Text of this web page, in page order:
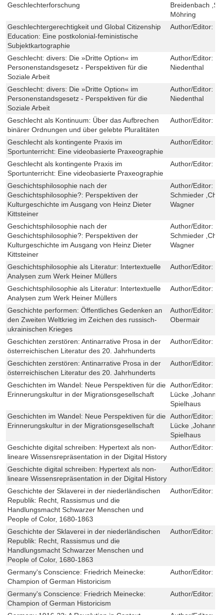
Geschlechterforschung
Breidenbach
Möhring
Geschlechtergerechtigkeit und Global Citizenship
Education: Eine postkolonial-feministische
Subjektkartographie
Author/Editor:
Geschlecht: divers: Die »Dritte Option« im
Personenstandsgesetz - Perspektiven für die
Soziale Arbeit
Author/Editor:
Niedenthal
Geschlecht: divers: Die »Dritte Option« im
Personenstandsgesetz - Perspektiven für die
Soziale Arbeit
Author/Editor:
Niedenthal
Geschlecht als Kontinuum: Über das Aufbrechen
binärer Ordnungen und über gelebte Pluralitäten
Author/Editor:
Geschlecht als kontingente Praxis im
Sportunterricht: Eine videobasierte Praxeographie
Author/Editor:
Geschlecht als kontingente Praxis im
Sportunterricht: Eine videobasierte Praxeographie
Author/Editor:
Geschichtsphilosophie nach der
Geschichtsphilosophie?: Perspektiven der
Kulturgeschichte im Ausgang von Heinz Dieter
Kittsteiner
Author/Editor:
Schmieder
Wagner
Geschichtsphilosophie nach der
Geschichtsphilosophie?: Perspektiven der
Kulturgeschichte im Ausgang von Heinz Dieter
Kittsteiner
Author/Editor:
Schmieder
Wagner
Geschichtsphilosophie als Literatur: Intertextuelle
Analysen zum Werk Heiner Müllers
Author/Editor:
Geschichtsphilosophie als Literatur: Intertextuelle
Analysen zum Werk Heiner Müllers
Author/Editor:
Geschichte performen: Öffentliches Gedenken an
den Zweiten Weltkrieg im Zeichen des russisch-
ukrainischen Krieges
Author/Editor:
Obermair
Geschichten zerstören: Antinarrative Prosa in der
österreichischen Literatur des 20. Jahrhunderts
Author/Editor:
Geschichten zerstören: Antinarrative Prosa in der
österreichischen Literatur des 20. Jahrhunderts
Author/Editor:
Geschichten im Wandel: Neue Perspektiven für die
Erinnerungskultur in der Migrationsgesellschaft
Author/Editor:
Lücke
Spielhaus
Geschichten im Wandel: Neue Perspektiven für die
Erinnerungskultur in der Migrationsgesellschaft
Author/Editor:
Lücke
Spielhaus
Geschichte digital schreiben: Hypertext als non-
lineare Wissensrepräsentation in der Digital History
Author/Editor:
Geschichte digital schreiben: Hypertext als non-
lineare Wissensrepräsentation in der Digital History
Author/Editor:
Geschichte der Sklaverei in der niederländischen
Republik: Recht, Rassismus und die
Handlungsmacht Schwarzer Menschen und
People of Color, 1680-1863
Author/Editor:
Geschichte der Sklaverei in der niederländischen
Republik: Recht, Rassismus und die
Handlungsmacht Schwarzer Menschen und
People of Color, 1680-1863
Author/Editor:
Germany's Conscience: Friedrich Meinecke:
Champion of German Historicism
Author/Editor:
Germany's Conscience: Friedrich Meinecke:
Champion of German Historicism
Author/Editor: